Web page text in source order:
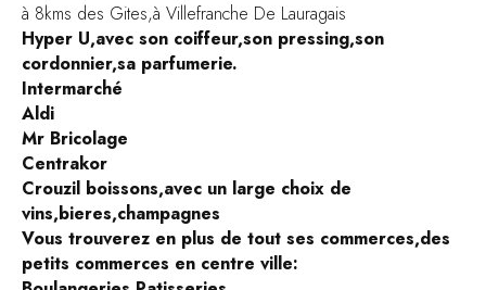
à 8kms des Gites,à Villefranche De Lauragais
Hyper U,avec son coiffeur,son pressing,son
cordonnier,sa parfumerie.
Intermarché
Aldi
Mr Bricolage
Centrakor
Crouzil boissons,avec un large choix de
vins,bieres,champagnes
Vous trouverez en plus de tout ses commerces,des
petits commerces en centre ville: